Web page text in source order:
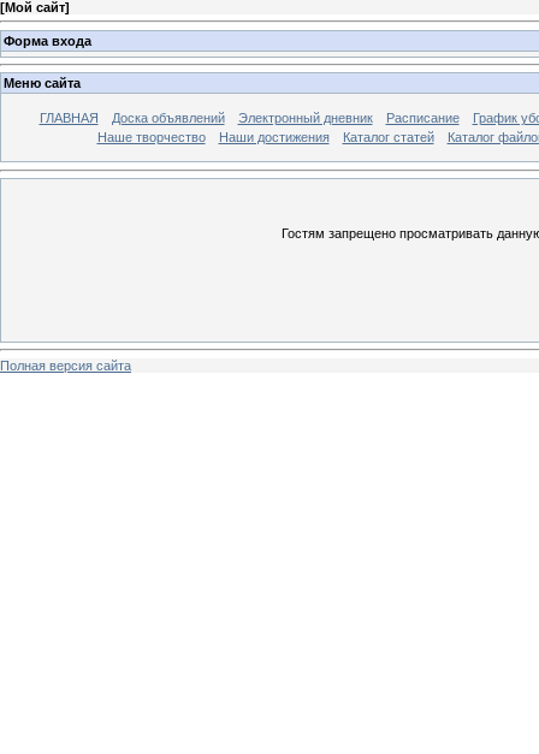
[Мой сайт]
Форма входа
Меню сайта
ГЛАВНАЯ Доска объявлений Электронный дневник Расписание
График
Наше творчество
Наши достижения Каталог статей Каталог
Гостям запрещено просматривать
Полная версия сайта